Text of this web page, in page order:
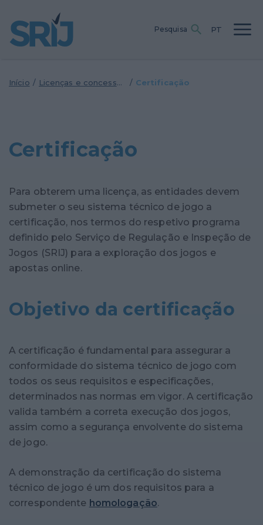
conteúdo
principal
Pesquisa PT
Início / Licenças e concessões / Certificação
Certificação
Para obterem uma licença, as entidades devem
submeter o seu sistema técnico de jogo a
certificação, nos termos do respetivo programa
definido pelo Serviço de Regulação e Inspeção de
Jogos (SRIJ) para a exploração dos jogos e
apostas online.
Objetivo da certificação
A certificação é fundamental para assegurar a
conformidade do sistema técnico de jogo com
todos os seus requisitos e especificações,
determinados nas normas em vigor. A certificação
valida também a correta execução dos jogos,
assim como a segurança envolvente do sistema
de jogo.
A demonstração da certificação do sistema
técnico de jogo é um dos requisitos para a
correspondente homologação.